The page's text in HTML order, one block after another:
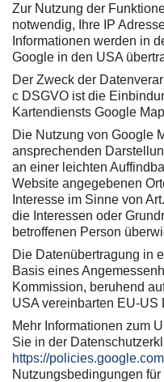
Zur Nutzung der
notwendig, Ihre IP
Informationen werden in
Google in den USA
Der Zweck der
c DSGVO ist die
Kartendiensts Google
Die Nutzung von Google
ansprechenden
an einer leichten
Website angegebenen
Interesse im Sinne von
die Interessen oder
betroffenen Person
Die Datenübertragung in
Basis eines
Kommission, beruhend
USA vereinbarten EU-US
Mehr Informationen zum
Sie in der
https://
Nutzungsbedingungen